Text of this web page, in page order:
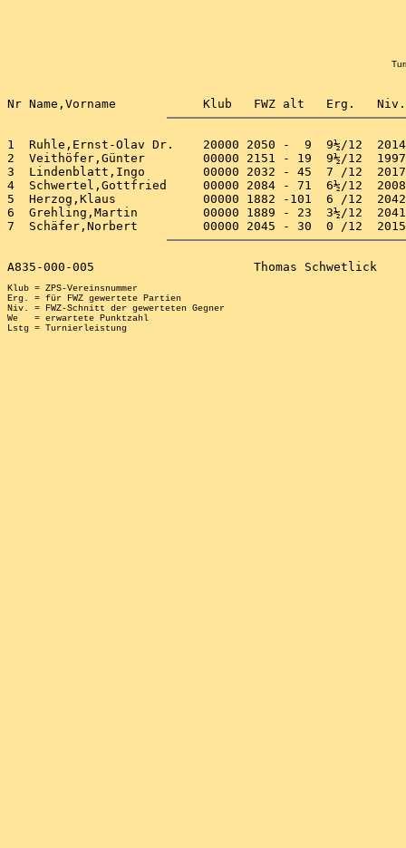
1  Ruhle,Ernst-Olav Dr.    20000 2050 -  9  9½/12
2  Veithöfer,Günter        00000 2151 - 19  9½/12
3  Lindenblatt,Ingo        00000 2032 - 45  7 /12
4  Schwertel,Gottfried     00000 2084 - 71  6½/12
5  Herzog,Klaus            00000 1882 -101  6 /12  2042
6  Grehling,Martin         00000 1889 - 23  3½/12
Klub = ZPS-Vereinsnummer
Erg. = für FWZ gewertete Partien
Niv. = FWZ-Schnitt der gewerteten Gegner
We   = erwartete Punktzahl